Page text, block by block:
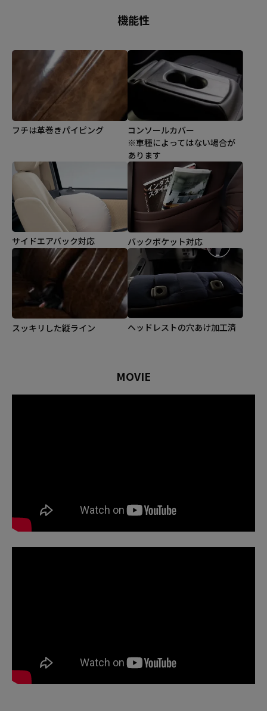
機能性
フチは革巻きパイピング
コンソールカバー
※車種によってはない場合が
あります
サイドエアバック対応 バックポケット対応
スッキリした縦ライン ヘッドレストの穴あけ加工済
MOVIE